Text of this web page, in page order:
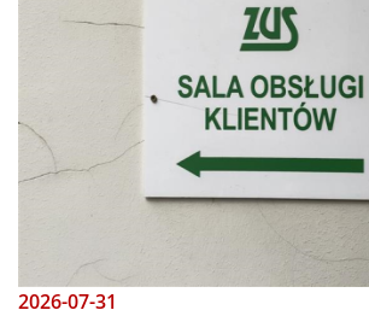
2026-07-31